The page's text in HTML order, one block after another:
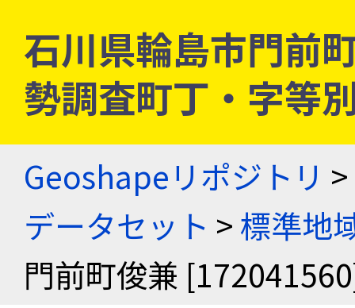
石川県輪島市門前
勢調査町丁・字等
Geoshapeリポジトリ >
データセット >標準地
門前町俊兼